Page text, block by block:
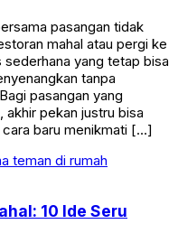
pasangan tidak
mahal atau pergi ke
yang tetap bisa
tanpa
pasangan yang
akhir pekan justru bisa
baru menikmati […]
10 Ide Seru